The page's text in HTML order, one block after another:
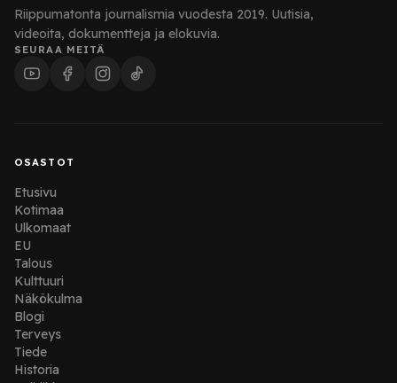
Riippumatonta journalismia vuodesta 2019. Uutisia,
videoita, dokumentteja ja elokuvia.
SEURAA MEITÄ
OSASTOT
Etusivu
Kotimaa
Ulkomaat
EU
Talous
Kulttuuri
Näkökulma
Blogi
Terveys
Tiede
Historia